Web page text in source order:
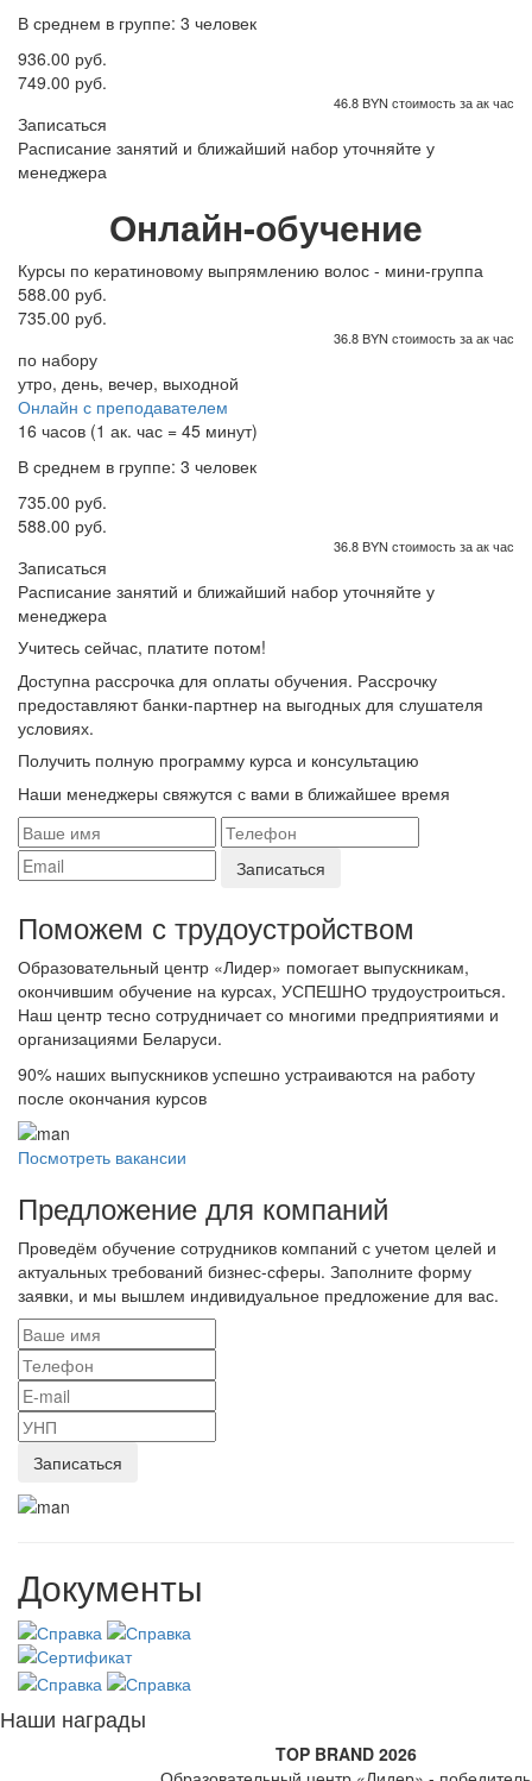
В среднем в группе: 3 человек
936.00 руб.
749.00 руб.
46.8 BYN стоимость за ак час
Записаться
Расписание занятий и ближайший набор уточняйте у
менеджера
Онлайн-обучение
Курсы по кератиновому выпрямлению волос - мини-группа
588.00 руб.
735.00 руб.
36.8 BYN стоимость за ак час
по набору
утро, день, вечер, выходной
Онлайн с преподавателем
16 часов (1 ак. час = 45 минут)
В среднем в группе: 3 человек
735.00 руб.
588.00 руб.
36.8 BYN стоимость за ак час
Записаться
Расписание занятий и ближайший набор уточняйте у
менеджера
Учитесь сейчас, платите потом!
Доступна рассрочка для оплаты обучения. Рассрочку
предоставляют банки-партнер на выгодных для слушателя
условиях.
Получить полную программу курса и консультацию
Наши менеджеры свяжутся с вами в ближайшее время
Поможем с трудоустройcтвом
Образовательный центр «Лидер» помогает выпускникам,
окончившим обучение на курсах, УСПЕШНО трудоустроиться.
Наш центр тесно сотрудничает со многими предприятиями и
организациями Беларуси.
90% наших выпускников успешно устраиваются на работу
после окончания курсов
Посмотреть вакансии
Предложение для компаний
Проведём обучение сотрудников компаний с учетом целей и
актуальных требований бизнес-сферы. Заполните форму
заявки, и мы вышлем индивидуальное предложение для вас.
Документы
Наши награды
TOP BRAND 2026